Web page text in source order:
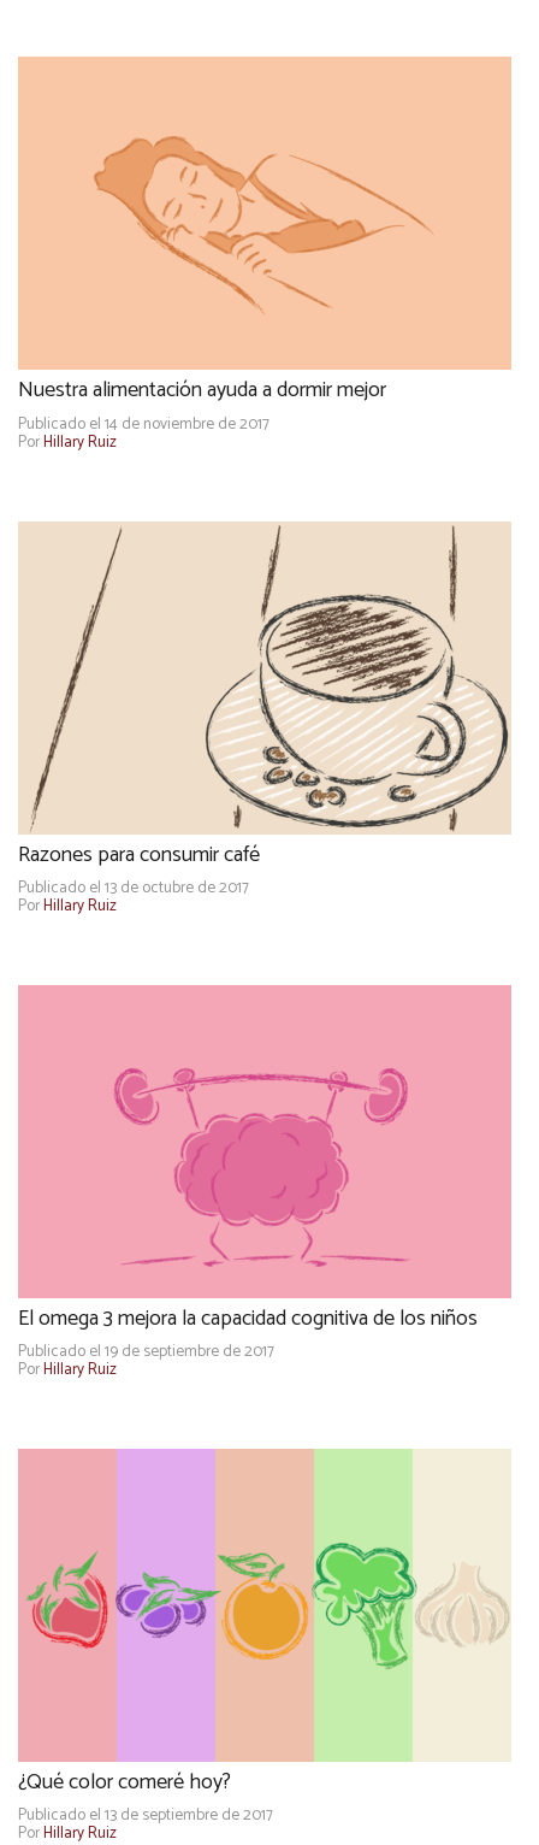
Nuestra alimentación ayuda a dormir mejor
Publicado el 14 de noviembre de 2017
PorHillary Ruiz
Razones para consumir café
Publicado el 13 de octubre de 2017
PorHillary Ruiz
El omega 3 mejora la capacidad cognitiva de los niños
Publicado el 19 de septiembre de 2017
PorHillary Ruiz
¿Qué color comeré hoy?
Publicado el 13 de septiembre de 2017
PorHillary Ruiz